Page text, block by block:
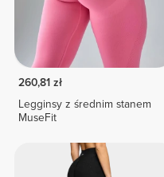
260,81 zł
Legginsy z średnim stanem
MuseFit